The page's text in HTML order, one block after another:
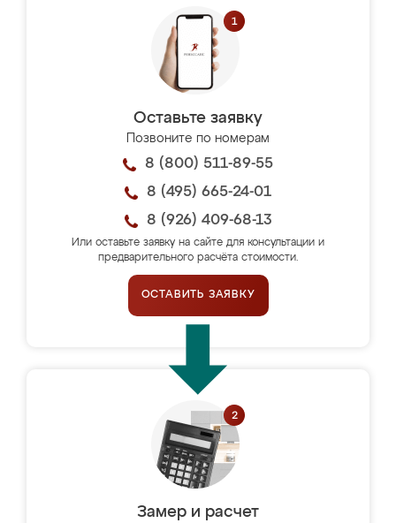
Оставьте заявку
Позвоните по номерам
8 (800) 511-89-55
8 (495) 665-24-01
8 (926) 409-68-13
Или оставьте заявку на сайте для консультации и
предварительного расчёта стоимости.
ОСТАВИТЬ ЗАЯВКУ
Замер и расчет